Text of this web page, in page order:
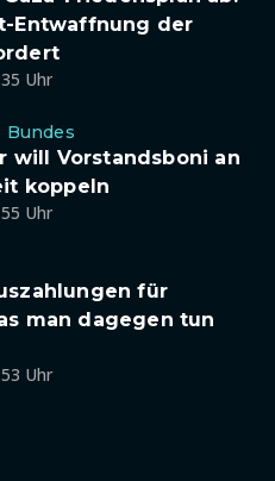
Entwaffnung der
Uhr
Bundes
will Vorstandsboni an
koppeln
Uhr
für
man dagegen tun
Uhr